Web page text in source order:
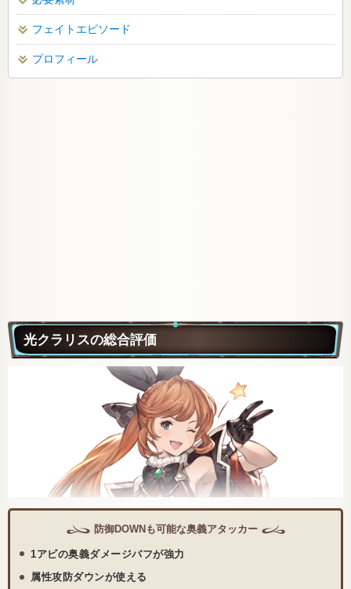
フェイトエピソード
プロフィール
光クラリスの総合評価
防御DOWNも可能な奥義アタッカー
1アビの奥義ダメージバフが強力
属性攻防ダウンが使える